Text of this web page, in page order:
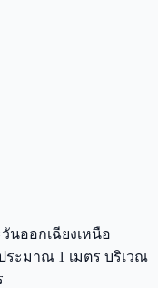
นออกเฉียงเหนือ
ระมาณ 1 เมตร บริเวณ